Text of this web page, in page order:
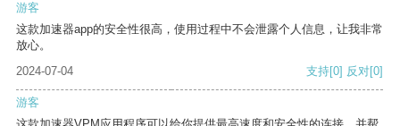
游客
这款加速器app的安全性很高，使用过程中不会泄露个人信息，让我非常
放心。
2024-07-04
支持[0] 反对[0]
游客